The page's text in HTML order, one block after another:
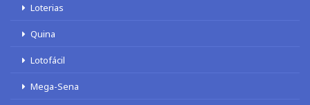
Loterias
Quina
Lotofácil
Mega-Sena